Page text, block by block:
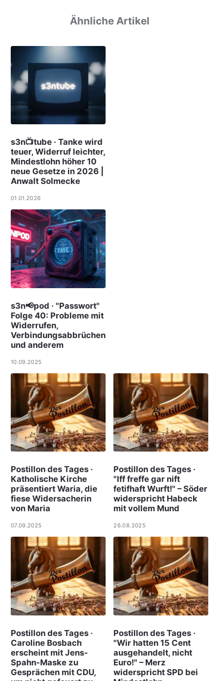
Ähnliche Artikel
s3n📺tube · Tanke wird
teuer, Widerruf leichter,
Mindestlohn höher 10
neue Gesetze in 2026 |
Anwalt Solmecke
01.01.2026
s3n📢pod · "Passwort"
Folge 40: Probleme mit
Widerrufen,
Verbindungsabbrüchen
und anderem
10.09.2025
Postillon des Tages ·
Katholische Kirche
präsentiert Waria, die
fiese Widersacherin
von Maria
07.09.2025
Postillon des Tages ·
"Iff freffe gar nift
fetifhaft Wurft!" – Söder
widerspricht Habeck
mit vollem Mund
26.08.2025
Postillon des Tages ·
Caroline Bosbach
erscheint mit Jens-
Spahn-Maske zu
Gesprächen mit CDU,
Postillon des Tages ·
"Wir hatten 15 Cent
ausgehandelt, nicht
Euro!" – Merz
widerspricht SPD bei